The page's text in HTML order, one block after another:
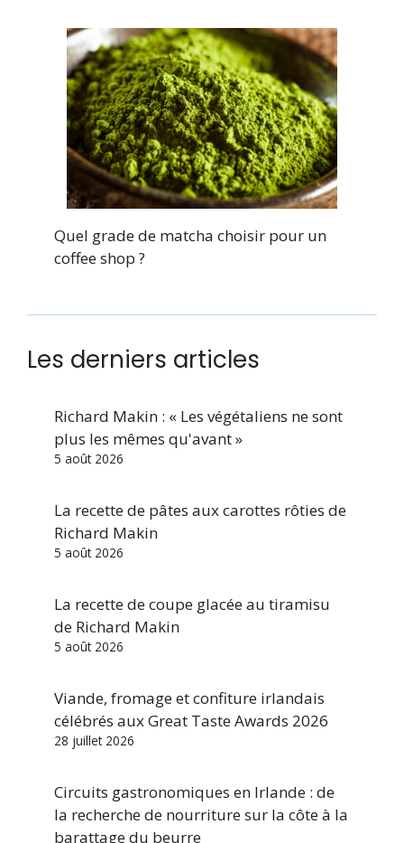
Quel grade de matcha choisir pour un
coffee shop ?
Les derniers articles
Richard Makin : « Les végétaliens ne sont
plus les mêmes qu'avant »
5 août 2026
La recette de pâtes aux carottes rôties de
Richard Makin
5 août 2026
La recette de coupe glacée au tiramisu
de Richard Makin
5 août 2026
Viande, fromage et confiture irlandais
célébrés aux Great Taste Awards 2026
28 juillet 2026
Circuits gastronomiques en Irlande : de
la recherche de nourriture sur la côte à la
barattage du beurre